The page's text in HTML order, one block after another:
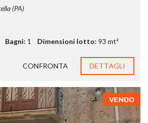
(PA)
Bagni: 1 Dimensioni lotto: 93 mt²
CONFRONTA DETTAGLI
VENDO